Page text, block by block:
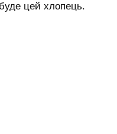
цей хлопець.